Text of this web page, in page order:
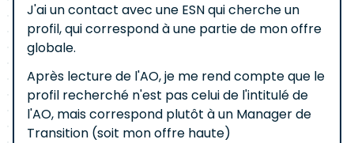
J'ai un contact avec une ESN qui cherche un
profil, qui correspond à une partie de mon offre
globale.
Après lecture de l'AO, je me rend compte que le
profil recherché n'est pas celui de l'intitulé de
l'AO, mais correspond plutôt à un Manager de
Transition (soit mon offre haute)